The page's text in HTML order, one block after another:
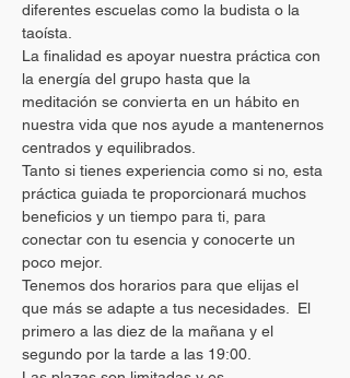
diferentes escuelas como la budista o la
taoísta.
La finalidad es apoyar nuestra práctica con
la energía del grupo hasta que la
meditación se convierta en un hábito en
nuestra vida que nos ayude a mantenernos
centrados y equilibrados.
Tanto si tienes experiencia como si no, esta
práctica guiada te proporcionará muchos
beneficios y un tiempo para ti, para
conectar con tu esencia y conocerte un
poco mejor.
Tenemos dos horarios para que elijas el
que más se adapte a tus necesidades.  El
primero a las diez de la mañana y el
segundo por la tarde a las 19:00.